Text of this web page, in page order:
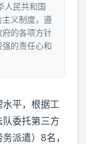
人民共和国
义制度，遵
的各项方针
的责任心和
平，根据工
委托第三方
派遣）8名，